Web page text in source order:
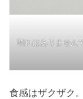
割れはありません
食感はザクザク